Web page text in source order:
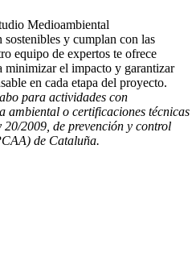
Medioambiental
sostenibles y cumplan con las
equipo de expertos te ofrece
minimizar el impacto y garantizar
en cada etapa del proyecto.
para actividades con
ambiental o certificaciones técnicas
2009, de prevención y control
de Cataluña.